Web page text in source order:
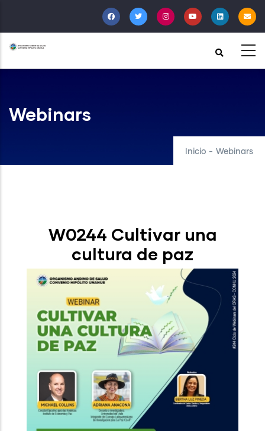
al
contenido
principal
Webinars
Inicio - Webinars
W0244 Cultivar una
cultura de paz